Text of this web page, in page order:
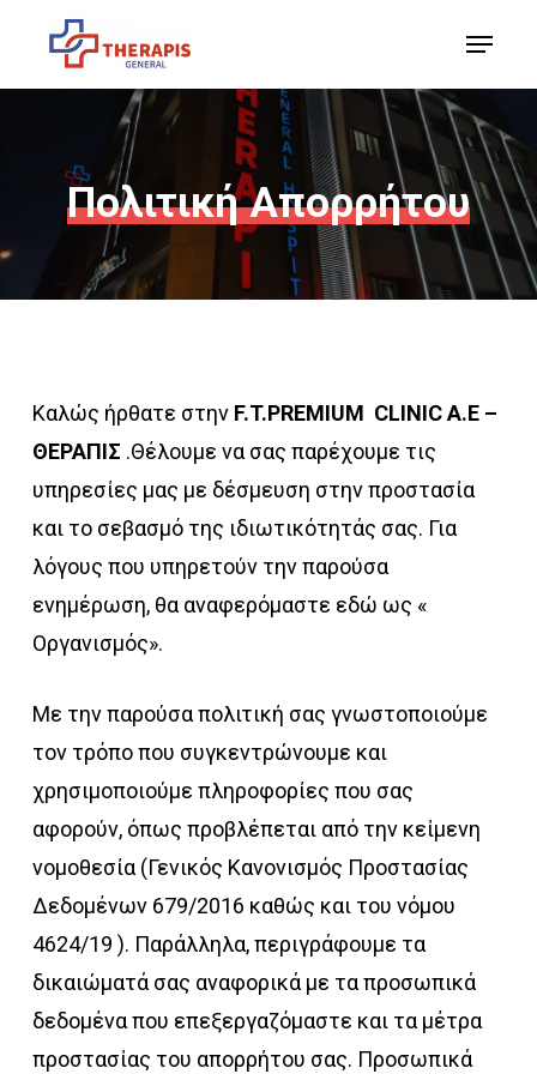
main
Menu
Πολιτική Απορρήτου
Καλώς ήρθατε στην F.T.PREMIUM CLINIC Α.Ε –
ΘΕΡΑΠΙΣ .Θέλουμε να σας παρέχουμε τις
υπηρεσίες μας με δέσμευση στην προστασία
και το σεβασμό της ιδιωτικότητάς σας. Για
λόγους που υπηρετούν την παρούσα
ενημέρωση, θα αναφερόμαστε εδώ ως «
Οργανισμός».
Με την παρούσα πολιτική σας γνωστοποιούμε
τον τρόπο που συγκεντρώνουμε και
χρησιμοποιούμε πληροφορίες που σας
αφορούν, όπως προβλέπεται από την κείμενη
νομοθεσία (Γενικός Κανονισμός Προστασίας
Δεδομένων 679/2016 καθώς και του νόμου
4624/19 ). Παράλληλα, περιγράφουμε τα
δικαιώματά σας αναφορικά με τα προσωπικά
δεδομένα που επεξεργαζόμαστε και τα μέτρα
προστασίας του απορρήτου σας. Προσωπικά
Menu